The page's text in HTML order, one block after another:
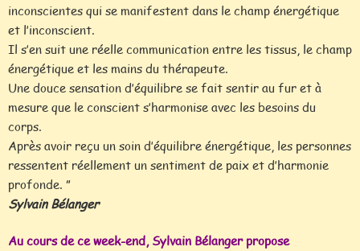
inconscientes qui se manifestent dans le champ énergétique
et l’inconscient.
Il s’en suit une réelle communication entre les tissus, le champ
énergétique et les mains du thérapeute.
Une douce sensation d’équilibre se fait sentir au fur et à
mesure que le conscient s’harmonise avec les besoins du
corps.
Après avoir reçu un soin d’équilibre énergétique, les personnes
ressentent réellement un sentiment de paix et d’harmonie
profonde. ”
Sylvain Bélanger
Au cours de ce week-end, Sylvain Bélanger propose